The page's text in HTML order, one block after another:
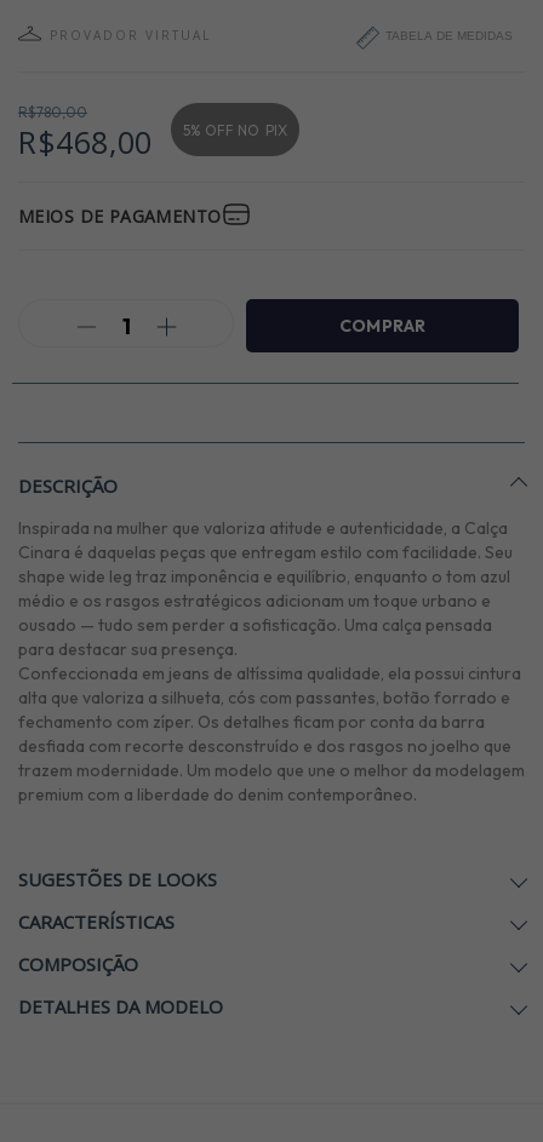
PROVADOR VIRTUAL TABELA DE MEDIDAS
R$780,00
R$468,00 5% OFF NO PIX
MEIOS DE PAGAMENTO
DESCRIÇÃO
Inspirada na mulher que valoriza atitude e autenticidade, a Calça
Cinara é daquelas peças que entregam estilo com facilidade. Seu
shape wide leg traz imponência e equilíbrio, enquanto o tom azul
médio e os rasgos estratégicos adicionam um toque urbano e
ousado — tudo sem perder a sofisticação. Uma calça pensada
para destacar sua presença.
Confeccionada em jeans de altíssima qualidade, ela possui cintura
alta que valoriza a silhueta, cós com passantes, botão forrado e
fechamento com zíper. Os detalhes ficam por conta da barra
desfiada com recorte desconstruído e dos rasgos no joelho que
trazem modernidade. Um modelo que une o melhor da modelagem
premium com a liberdade do denim contemporâneo.
SUGESTÕES DE LOOKS
CARACTERÍSTICAS
COMPOSIÇÃO
DETALHES DA MODELO